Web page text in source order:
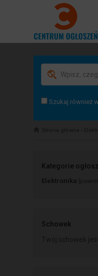
Szukaj również
Kategorie
Elektronika [powrót]
Schowek